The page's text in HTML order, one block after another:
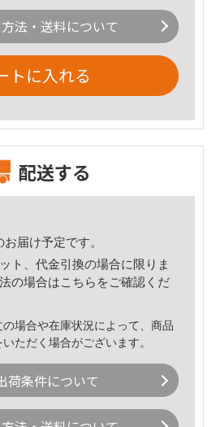
法・送料について
トに入れる
配送する
届け予定です。
ト、代金引換の場合に限りま
の場合はこちら をご確認くだ
場合や在庫状況によって、商品
ただく場合がございます。
荷条件について